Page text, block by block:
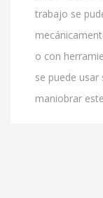
trabajo se
o con
se puede usar
maniobrar